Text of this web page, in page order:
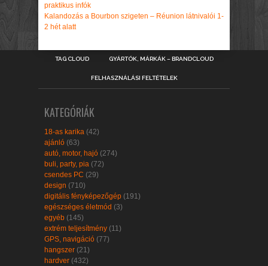
praktikus infók
Kalandozás a Bourbon szigeten – Réunion látnivalói 1-
2 hét alatt
TAG CLOUD GYÁRTÓK, MÁRKÁK – BRANDCLOUD
FELHASZNÁLÁSI FELTÉTELEK
KATEGÓRIÁK
18-as karika (42)
ajánló (63)
autó, motor, hajó (274)
buli, party, pia (72)
csendes PC (29)
design (710)
digitális fényképezőgép (191)
egészséges életmód (3)
egyéb (145)
extrém teljesítmény (11)
GPS, navigáció (77)
hangszer (21)
hardver (432)